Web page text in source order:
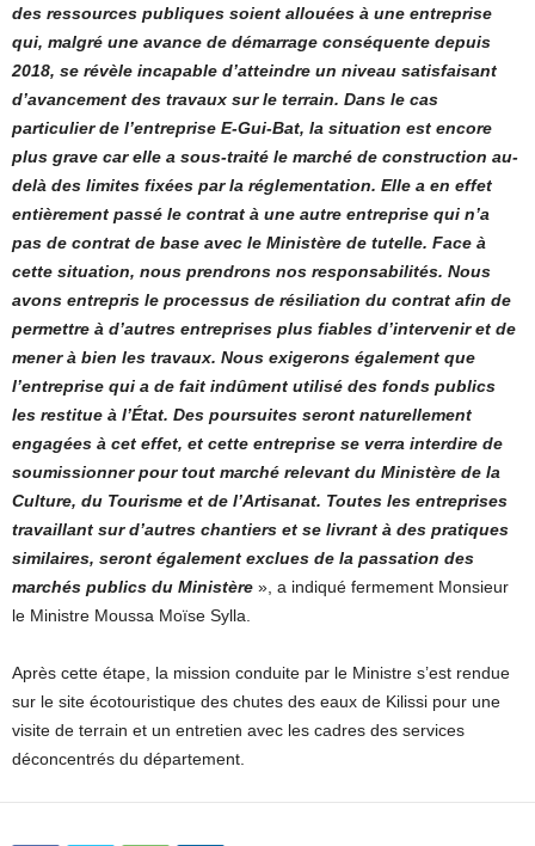
des ressources publiques soient allouées à une entreprise
qui, malgré une avance de démarrage conséquente depuis
2018, se révèle incapable d’atteindre un niveau satisfaisant
d’avancement des travaux sur le terrain. Dans le cas
particulier de l’entreprise E-Gui-Bat, la situation est encore
plus grave car elle a sous-traité le marché de construction au-
delà des limites fixées par la réglementation. Elle a en effet
entièrement passé le contrat à une autre entreprise qui n’a
pas de contrat de base avec le Ministère de tutelle. Face à
cette situation, nous prendrons nos responsabilités. Nous
avons entrepris le processus de résiliation du contrat afin de
permettre à d’autres entreprises plus fiables d’intervenir et de
mener à bien les travaux. Nous exigerons également que
l’entreprise qui a de fait indûment utilisé des fonds publics
les restitue à l’État. Des poursuites seront naturellement
engagées à cet effet, et cette entreprise se verra interdire de
soumissionner pour tout marché relevant du Ministère de la
Culture, du Tourisme et de l’Artisanat. Toutes les entreprises
travaillant sur d’autres chantiers et se livrant à des pratiques
similaires, seront également exclues de la passation des
marchés publics du Ministère », a indiqué fermement Monsieur
le Ministre Moussa Moïse Sylla.
Après cette étape, la mission conduite par le Ministre s’est rendue
sur le site écotouristique des chutes des eaux de Kilissi pour une
visite de terrain et un entretien avec les cadres des services
déconcentrés du département.